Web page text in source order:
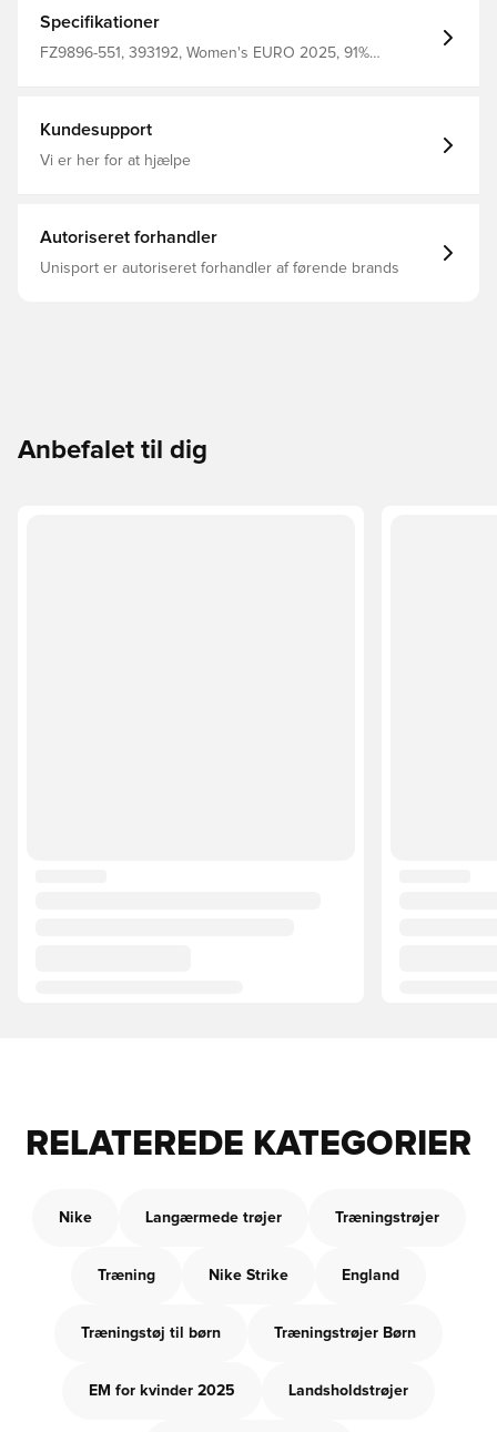
Specifikationer
FZ9896-551, 393192, Women's EURO 2025, 91%
Kundesupport
Vi er her for at hjælpe
Autoriseret forhandler
Unisport er autoriseret forhandler af førende brands
Anbefalet til dig
RELATEREDE KATEGORIER
Nike Langærmede trøjer Træningstrøjer
Træning Nike Strike England
Træningstøj til børn Træningstrøjer Børn
EM for kvinder 2025 Landsholdstrøjer